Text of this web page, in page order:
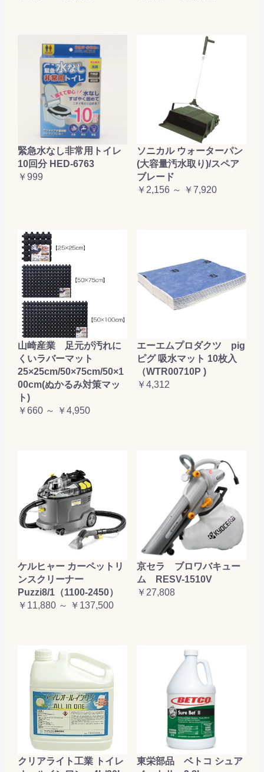
緊急水なし非常用トイレ
10回分 HED-6763
￥999
ソニカル ウォーターパン
(大容量汚水取り)/スペア
ブレード
￥2,156 ～ ￥7,920
山崎産業 足元が汚れに
くいラバーマット
25×25cm/50×75cm/50×1
00cm(ぬかるみ対策マッ
ト)
￥660 ～ ￥4,950
エーエムプロダクツ pig
ピグ 吸水マット 10枚入
（WTR00710P )
￥4,312
ケルヒャー カーペットリ
ンスクリーナー
Puzzi8/1（1100-2450）
￥11,880 ～ ￥137,500
京セラ ブロワバキュー
ム RESV-1510V
￥27,808
クリアライト工業 トイレ
東栄部品 ベトコ シュア